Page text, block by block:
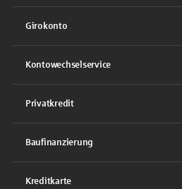
Girokonto
Kontowechselservice
Privatkredit
Baufinanzierung
Kreditkarte